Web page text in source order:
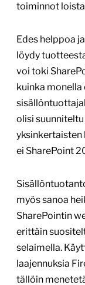
toiminnot
Edes helppoa
löydy
voi toki
kuinka
olisi
ei SharePoint
myös sanoa
SharePointin
erittäin
selaimella.
laajennuksia
tällöin